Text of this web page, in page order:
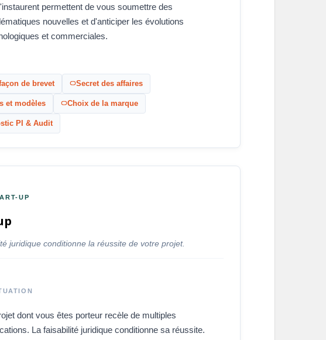
permettent de vous soumettre des
nouvelles et d'anticiper les évolutions
et commerciales.
de brevet Secret des affaires
et modèles Choix de la marque
PI & Audit
UP
juridique conditionne la réussite de votre projet.
dont vous êtes porteur recèle de multiples
La faisabilité juridique conditionne sa réussite.